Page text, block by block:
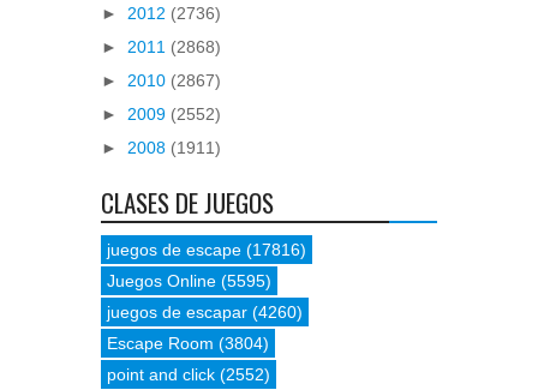
► 2012 (2736)
► 2011 (2868)
► 2010 (2867)
► 2009 (2552)
► 2008 (1911)
CLASES DE JUEGOS
juegos de escape (17816)
Juegos Online (5595)
juegos de escapar (4260)
Escape Room (3804)
point and click (2552)